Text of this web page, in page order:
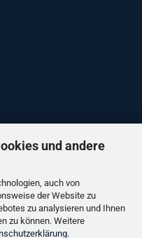
und andere
auch von
der Website zu
zu analysieren und Ihnen
zu können. Weitere
.